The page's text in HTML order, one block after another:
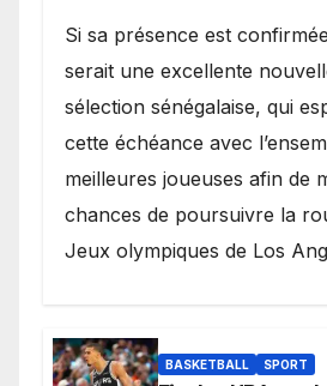
Si sa présence est
serait une excellente
sélection sénégalaise, qui
cette échéance avec
meilleures joueuses afin de
chances de poursuivre la
Jeux olympiques de Los
BASKETBALL SPORT